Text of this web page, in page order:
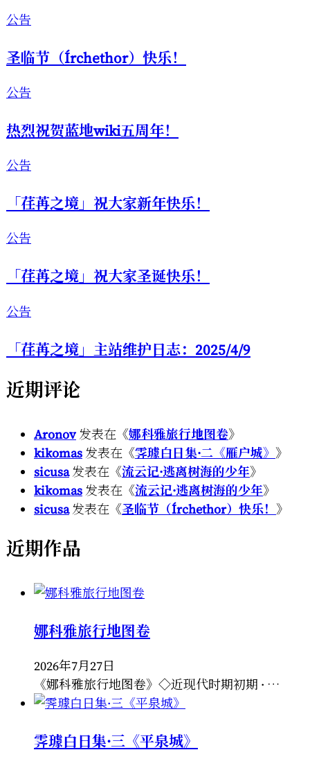
公告
圣临节（Írchethor）快乐！
公告
热烈祝贺蓝地wiki五周年！
公告
「荏苒之境」祝大家新年快乐！
公告
「荏苒之境」祝大家圣诞快乐！
公告
「荏苒之境」主站维护日志：2025/4/9
近期评论
Aronov发表在《娜科雅旅行地图卷》
kikomas发表在《霁璩白日集·二《雁户城》 》
sicusa发表在《流云记·逃离树海的少年》
kikomas发表在《流云记·逃离树海的少年》
sicusa发表在《圣临节（Írchethor）快乐！ 》
近期作品
娜科雅旅行地图卷
2026年7月27日
《娜科雅旅行地图卷》◇近现代时期初期 · …
霁璩白日集·三《平泉城》